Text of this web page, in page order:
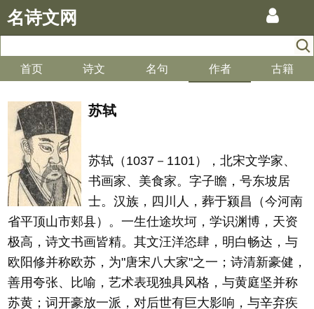
名诗文网
首页 诗文 名句 作者 古籍
苏轼
苏轼（1037－1101），北宋文学家、
书画家、美食家。字子瞻，号东坡居
士。汉族，四川人，葬于颍昌（今河南
省平顶山市郏县）。一生仕途坎坷，学识渊博，天资
极高，诗文书画皆精。其文汪洋恣肆，明白畅达，与
欧阳修并称欧苏，为"唐宋八大家"之一；诗清新豪健，
善用夸张、比喻，艺术表现独具风格，与黄庭坚并称
苏黄；词开豪放一派，对后世有巨大影响，与辛弃疾